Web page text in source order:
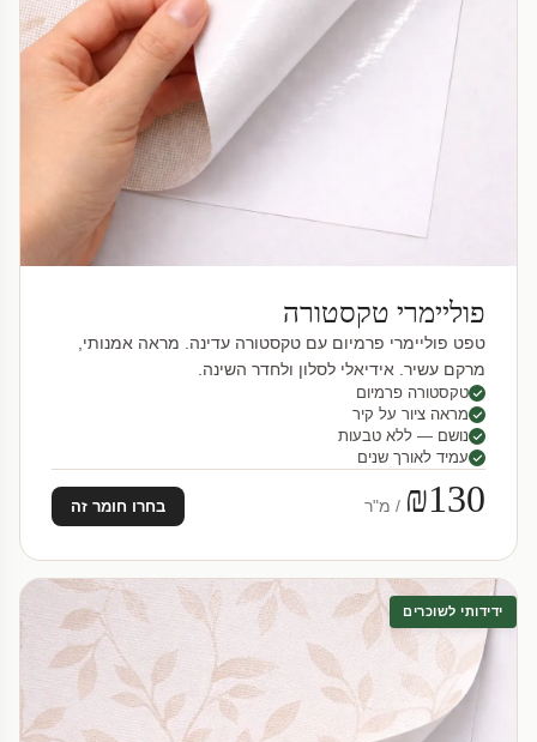
פוליימרי טקסטורה
טפט פוליימרי פרמיום עם טקסטורה עדינה. מראה אמנותי,
מרקם עשיר. אידיאלי לסלון ולחדר השינה.
טקסטורה פרמיום
מראה ציור על קיר
נושם — ללא טבעות
עמיד לאורך שנים
₪130 / מ"ר בחרו חומר זה
ידידותי לשוכרים